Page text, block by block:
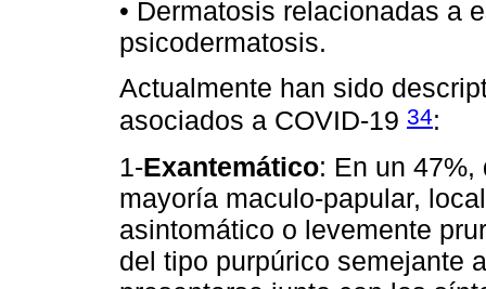
• Dermatosis relacionadas a
psicodermatosis.
Actualmente han sido
asociados a COVID-19 34:
1-Exantemático: En un
mayoría maculo-papular,
asintomático o levemente
del tipo purpúrico semejante